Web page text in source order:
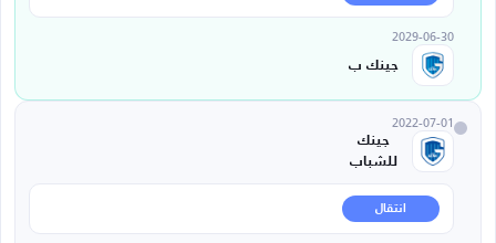
2029-06-30
جينك ب
2022-07-01
جينك
للشباب
انتقال